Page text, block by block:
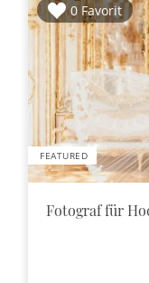
0 Favorit
FEATURED
Fotograf für